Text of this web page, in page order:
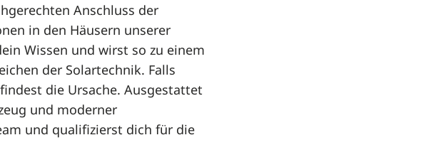
Anschluss der
in den Häusern unserer
Wissen und wirst so zu einem
der Solartechnik. Falls
die Ursache. Ausgestattet
und moderner
und qualifizierst dich für die